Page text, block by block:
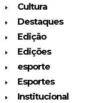
Cultura
Destaques
Edição
Edições
esporte
Esportes
Institucional